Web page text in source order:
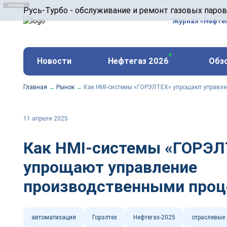
Русь-Турбо - обслуживание и ремонт газовых
ООО «Русь-Турбо» занимается сервисом газовых
оборудования ТЭС, зарубежных поршневых машин
и других предприятиях.
Реклама. ООО «Русь-Турбо», ИНН 7802588950
erid: F7NfYUJCUneVdwPs4znf
Журнал
Новости Нефтегаз 2026
Главная → Рынок → Как HMI-системы «ГОРЭЛТЕХ» упрощают
11 апреля 2025
Как HMI-системы
упрощают управление
производственными
автоматизация Горэлтех Нефтегаз-2025